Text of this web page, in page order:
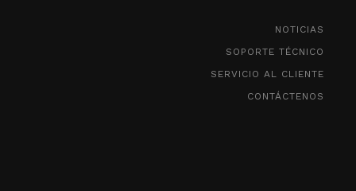
NOTICIAS
SOPORTE TÉCNICO
SERVICIO AL CLIENTE
CONTÁCTENOS